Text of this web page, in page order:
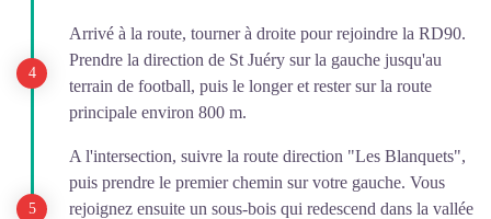
Arrivé à la route, tourner à droite pour rejoindre la RD90.
Prendre la direction de St Juéry sur la gauche jusqu'au
terrain de football, puis le longer et rester sur la route
principale environ 800 m.
A l'intersection, suivre la route direction "Les Blanquets",
puis prendre le premier chemin sur votre gauche. Vous
rejoignez ensuite un sous-bois qui redescend dans la vallée